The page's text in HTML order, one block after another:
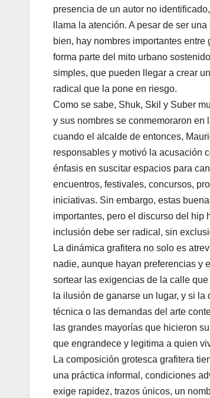
presencia de un autor no
llama la atención. A pesar de ser
bien, hay nombres importantes
forma parte del mito urbano
simples, que pueden llegar a crear
radical que la pone en riesgo.
Como se sabe, Shuk, Skil y Suber
y sus nombres se conmemoraron en
cuando el alcalde de entonces,
responsables y motivó la acusación
énfasis en suscitar espacios para
encuentros, festivales, concursos,
iniciativas. Sin embargo, estas
importantes, pero el discurso del hip
inclusión debe ser radical, sin
La dinámica grafitera no solo es
nadie, aunque hayan preferencias y
sortear las exigencias de la calle
la ilusión de ganarse un lugar, y si
técnica o las demandas del arte
las grandes mayorías que hicieron
que engrandece y legitima a quien
La composición grotesca grafitera
una práctica informal, condiciones
exige rapidez, trazos únicos, un